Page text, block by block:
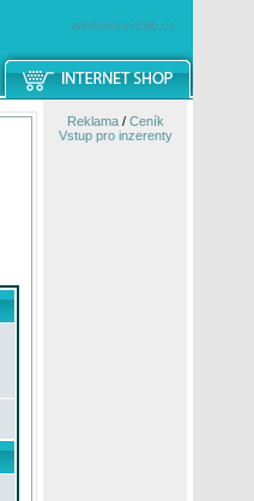
windowsmobile.cz
Reklama/ Ceník
Vstup pro inzerenty